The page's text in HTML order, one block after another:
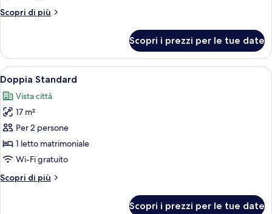
Scopri di più
Altri
Premium
Scopri i prezzi per le tue date
Apri
tutte
le
foto
per
Doppia
Standard
Una camera da letto moderna con
8
Doppia Standard
Vista città
17 m²
Per 2 persone
1 letto matrimoniale
Wi-Fi gratuito
Scopri di più
Altri
Scopri i prezzi per le tue date